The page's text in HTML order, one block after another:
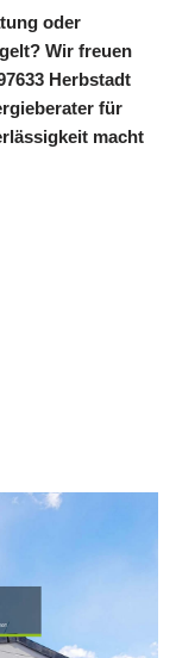
oder
Wir freuen
Herbstadt
für
macht